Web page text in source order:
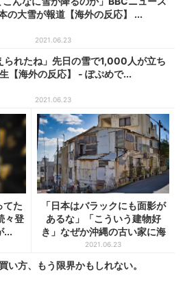
の大雪が報道【海外の反応】 ...
2021.06.23
られたね」先日の雪で1,000人が立ち
【海外の反応】 - ぽぷめで...
2021.06.23
てた
々登
...
「日本はバラックにも面影が
あるな」「こういう建物好
き」なぜか沖縄の古い家に海
外が...
2021.06.23
い方、もう限界かもしれない。